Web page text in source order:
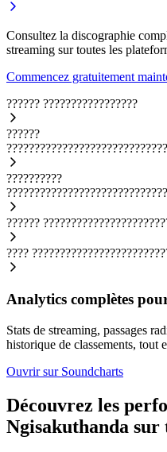
Consultez la discographie
streaming sur toutes les
Commencez gratuitement
?????? ?????????????????
??????
??????????
??????
????
Analytics complètes
Stats de streaming, passages
historique de classements, tout
Ouvrir sur Soundcharts
Découvrez les
Ngisakuthanda sur